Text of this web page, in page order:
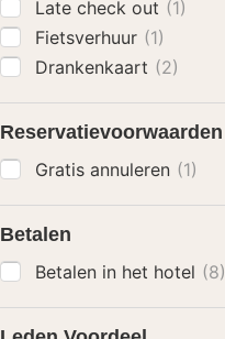
Late check out (1)
Fietsverhuur (1)
Drankenkaart (2)
Reservatievoorwaarden
Gratis annuleren (1)
Betalen
Betalen in het hotel (8)